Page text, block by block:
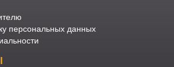
персональных данных